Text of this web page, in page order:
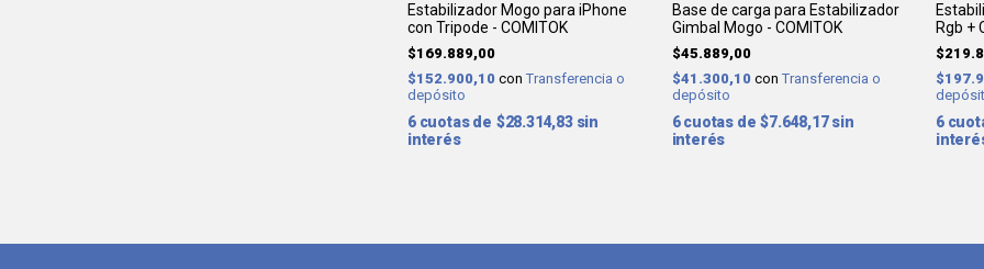
Estabilizador Mogo para iPhone
con Tripode - COMITOK
$169.889,00
$152.900,10 con Transferencia o
depósito
6 $28.314,83 sin
interés
Base de carga para Estabilizador
Gimbal Mogo - COMITOK
$45.889,00
$41.300,10 con Transferencia o
depósito
6 $7.648,17 sin
interés
Rgb +
6